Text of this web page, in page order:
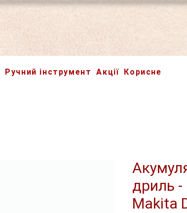
Ручний інструмент Акції Корисне
дриль -
Makita